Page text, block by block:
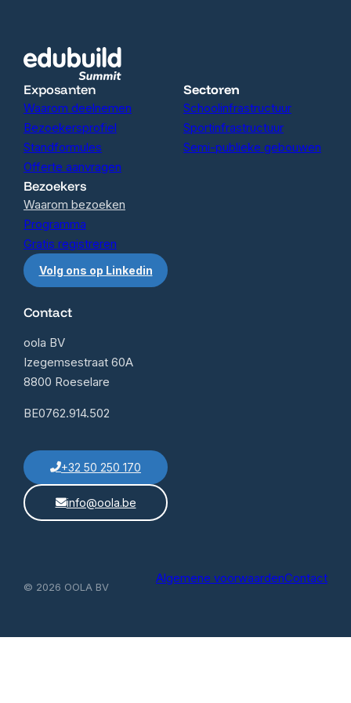
Exposanten
Waarom deelnemen
Bezoekersprofiel
Standformules
Offerte aanvragen
Bezoekers
Waarom bezoeken
Programma
Gratis registreren
Volg ons op Linkedin
Sectoren
Schoolinfrastructuur
Sportinfrastructuur
Semi-publieke gebouwen
Contact
oola BV
Izegemsestraat 60A
8800 Roeselare
BE0762.914.502
+32 50 250 170
info@oola.be
© 2026 OOLA BV
Algemene voorwaardenContact